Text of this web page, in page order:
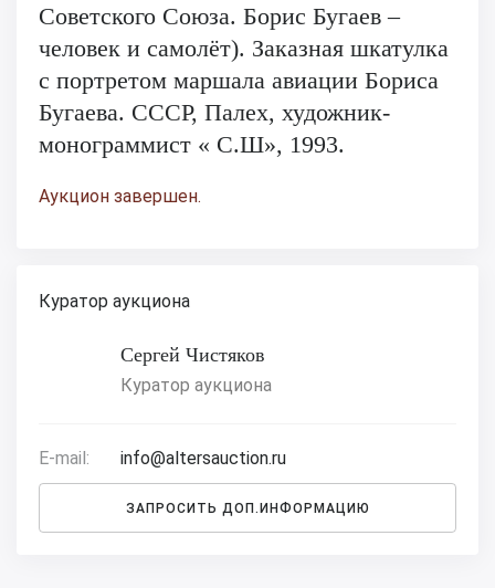
Советского Союза. Борис Бугаев –
человек и самолёт). Заказная шкатулка
с портретом маршала авиации Бориса
Бугаева. СССР, Палех, художник-
монограммист « С.Ш», 1993.
Аукцион завершен.
Куратор аукциона
Сергей Чистяков
Куратор аукциона
E-mail: info@altersauction.ru
ЗАПРОСИТЬ ДОП.ИНФОРМАЦИЮ